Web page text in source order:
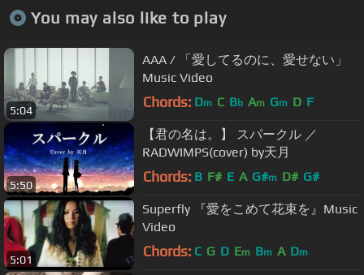
You may also like to play
5:04
AAA / 「愛してるのに、愛せない」
Music Video
Chords: Dm C Bb Am Gm D F
5:50
【君の名は。】 スパークル ／
RADWIMPS(cover) by天月
Chords: B F# E A G#m D# G#
5:01
Superfly 『愛をこめて花束を』Music
Video
Chords: C G D Em Bm A Dm